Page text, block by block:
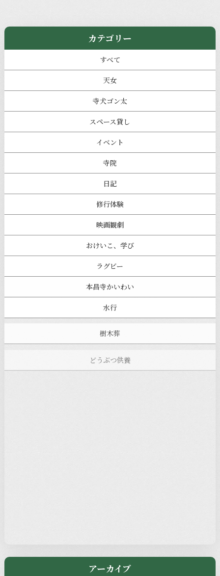
カテゴリー
すべて
天女
寺犬ゴン太
スペース貸し
イベント
寺院
日記
修行体験
映画観劇
おけいこ、学び
ラグビー
本昌寺かいわい
水行
本昌寺フェスタ
アーカイブ